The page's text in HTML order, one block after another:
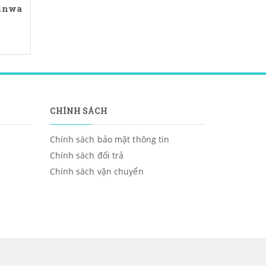
CHÍNH SÁCH
Chính sách bảo mật thông tin
Chính sách đổi trả
Chính sách vận chuyển